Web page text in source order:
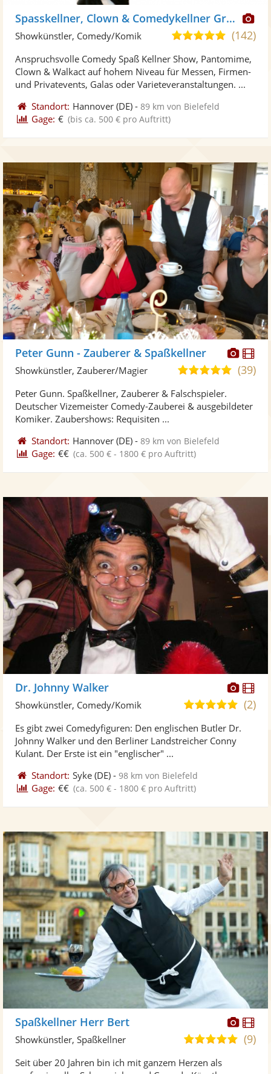
Spasskellner, Clown & Comedykellner Grinblat
5,0
5
Sternen
(142)
Showkünstler, Comedy/Komik
Anspruchsvolle Comedy Spaß Kellner Show, Pantomime,
Clown & Walkact auf hohem Niveau für Messen, Firmen-
und Privatevents, Galas oder Varieteveranstaltungen. ...
Standort: Hannover (DE) -89 km von Bielefeld
Gage: € (bis ca. 500 € pro Auftritt)
Peter Gunn - Zauberer & Spaßkellner
5,0
5
(39)
Showkünstler, Zauberer/Magier
Peter Gunn. Spaßkellner, Zauberer & Falschspieler.
Deutscher Vizemeister Comedy-Zauberei & ausgebildeter
Komiker. Zaubershows: Requisiten ...
Standort: Hannover (DE) -89 km von Bielefeld
Gage: €€ (ca. 500 € - 1800 € pro Auftritt)
Fotos
Dr. Johnny Walker
4,8
5
(2)
Showkünstler, Comedy/Komik
Es gibt zwei Comedyfiguren: Den englischen Butler Dr.
Johnny Walker und den Berliner Landstreicher Conny
Kulant. Der Erste ist ein "englischer" ...
Standort: Syke (DE) -98 km von Bielefeld
Gage: €€ (ca. 500 € - 1800 € pro Auftritt)
Spaßkellner Herr Bert
4,8(9)
Showkünstler, Spaßkellner
Seit über 20 Jahren bin ich mit ganzem Herzen als